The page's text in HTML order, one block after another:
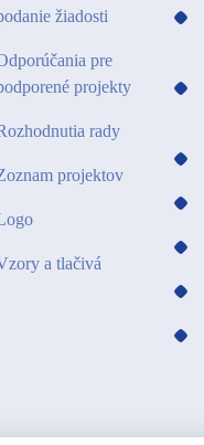
žiadosti
pre
projekty
rady
projektov
a tlačivá